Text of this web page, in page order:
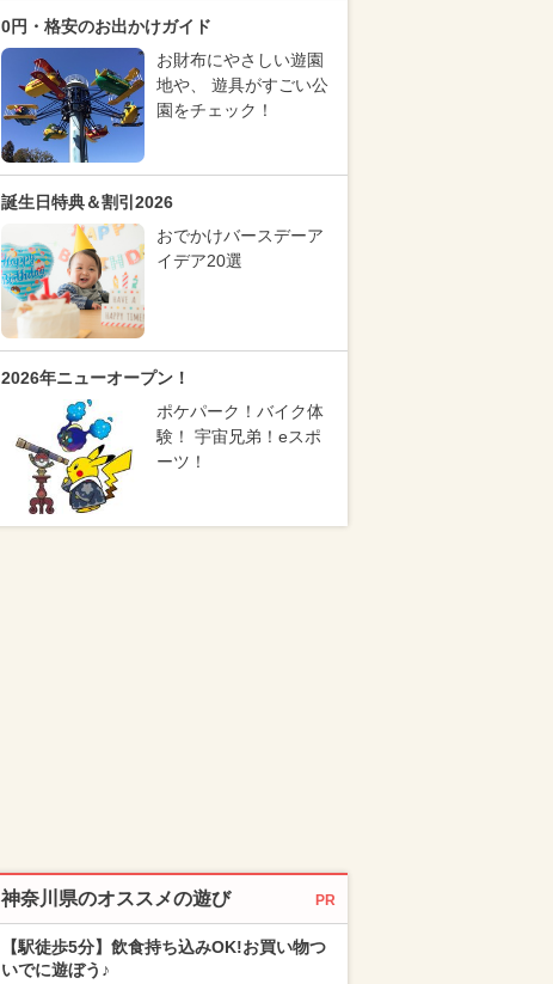
0円・格安のお出かけガイド
お財布にやさしい遊園
地や、 遊具がすごい公
園をチェック！
誕生日特典＆割引2026
おでかけバースデーア
イデア20選
2026年ニューオープン！
ポケパーク！バイク体
験！ 宇宙兄弟！eスポ
ーツ！
神奈川県のオススメの遊び PR
【駅徒歩5分】飲食持ち込みOK!お買い物つ
いでに遊ぼう♪